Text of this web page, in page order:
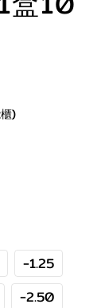
)
-1.25
-2.50